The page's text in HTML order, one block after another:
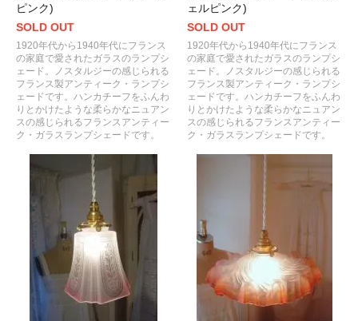
ピンク)
SOLD OUT
1920年代から1940年代にフランス
の家庭で愛されたガラスのランプシ
ェード。ノスタルジーの感じられる
フランス製アンティーク・ランプシ
ェードです。ハンカチーフをふんわ
りとかけたような柔らかなニュアン
スの感じられるフランスアンティー
ク・ガラスランプシェードです。
ェルピンク)
SOLD OUT
1920年代から1940年代にフランス
の家庭で愛されたガラスのランプシ
ェード。ノスタルジーの感じられる
フランス製アンティーク・ランプシ
ェードです。ハンカチーフをふんわ
りとかけたような柔らかなニュアン
スの感じられるフランスアンティー
ク・ガラスランプシェードです。